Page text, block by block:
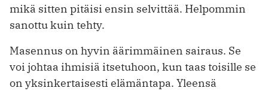
mikä sitten pitäisi ensin selvittää. Helpommin
sanottu kuin tehty.
Masennus on hyvin äärimmäinen sairaus. Se
voi johtaa ihmisiä itsetuhoon, kun taas toisille se
on yksinkertaisesti elämäntapa. Yleensä